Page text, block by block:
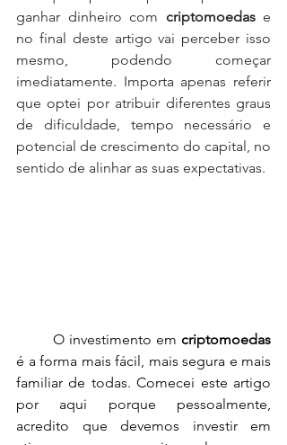
ganhar dinheiro com criptomoedas e
no final deste artigo vai perceber isso
mesmo, podendo começar
imediatamente. Importa apenas referir
que optei por atribuir diferentes graus
de dificuldade, tempo necessário e
potencial de crescimento do capital, no
sentido de alinhar as suas expectativas.
	O investimento em
criptomoedas
é a forma mais fácil, mais segura e mais
familiar de todas. Comecei este artigo
por aqui porque pessoalmente,
acredito que devemos investir em